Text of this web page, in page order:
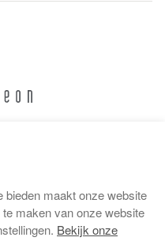
bieden maakt onze website
maken van onze website
Bekijk onze